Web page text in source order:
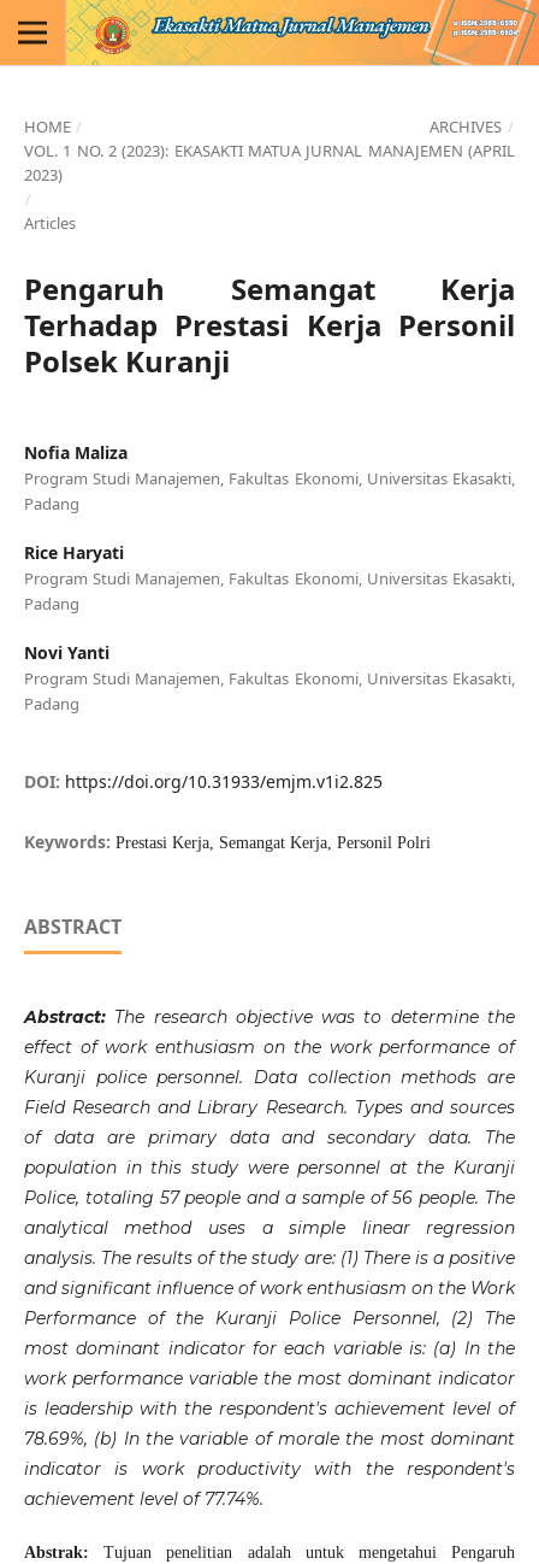
HOME / ARCHIVES /
VOL. 1 NO. 2 (2023): EKASAKTI MATUA JURNAL MANAJEMEN (APRIL
2023)
/
Articles
Pengaruh Semangat Kerja
Terhadap Prestasi Kerja Personil
Polsek Kuranji
Nofia Maliza
Program Studi Manajemen, Fakultas Ekonomi, Universitas Ekasakti,
Padang
Rice Haryati
Program Studi Manajemen, Fakultas Ekonomi, Universitas Ekasakti,
Padang
Novi Yanti
Program Studi Manajemen, Fakultas Ekonomi, Universitas Ekasakti,
Padang
DOI: https://doi.org/10.31933/emjm.v1i2.825
Keywords: Prestasi Kerja, Semangat Kerja, Personil Polri
ABSTRACT
Abstract:The research objective was to determine the
effect of work enthusiasm on the work performance of
Kuranji police personnel. Data collection methods are
Field Research and Library Research. Types and sources
of data are primary data and secondary data. The
population in this study were personnel at the Kuranji
Police, totaling 57 people and a sample of 56 people. The
analytical method uses a simple linear regression
analysis. The results of the study are: (1) There is a positive
and significant influence of work enthusiasm on the Work
Performance of the Kuranji Police Personnel, (2) The
most dominant indicator for each variable is: (a) In the
work performance variable the most dominant indicator
is leadership with the respondent's achievement level of
78.69%, (b) In the variable of morale the most dominant
indicator is work productivity with the respondent's
achievement level of 77.74%.
Abstrak:Tujuan penelitian adalah untuk mengetahui Pengaruh